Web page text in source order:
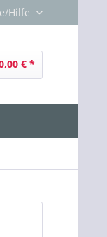
Hilfe
€ *